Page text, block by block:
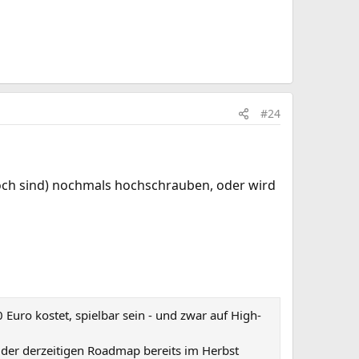
#24
sind) nochmals hochschrauben, oder wird
Euro kostet, spielbar sein - und zwar auf High-
derzeitigen Roadmap bereits im Herbst